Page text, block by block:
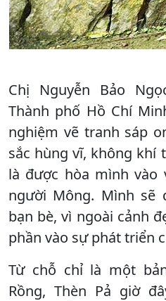
Chị Nguyễn Bảo
Thành phố Hồ Chí
nghiệm vẽ tranh sáp
sắc hùng vĩ, không khí
là được hòa mình vào
người Mông. Mình sẽ
bạn bè, vì ngoài cảnh
phần vào sự phát triển
Từ chỗ chỉ là một
Rồng, Thèn Pả giờ